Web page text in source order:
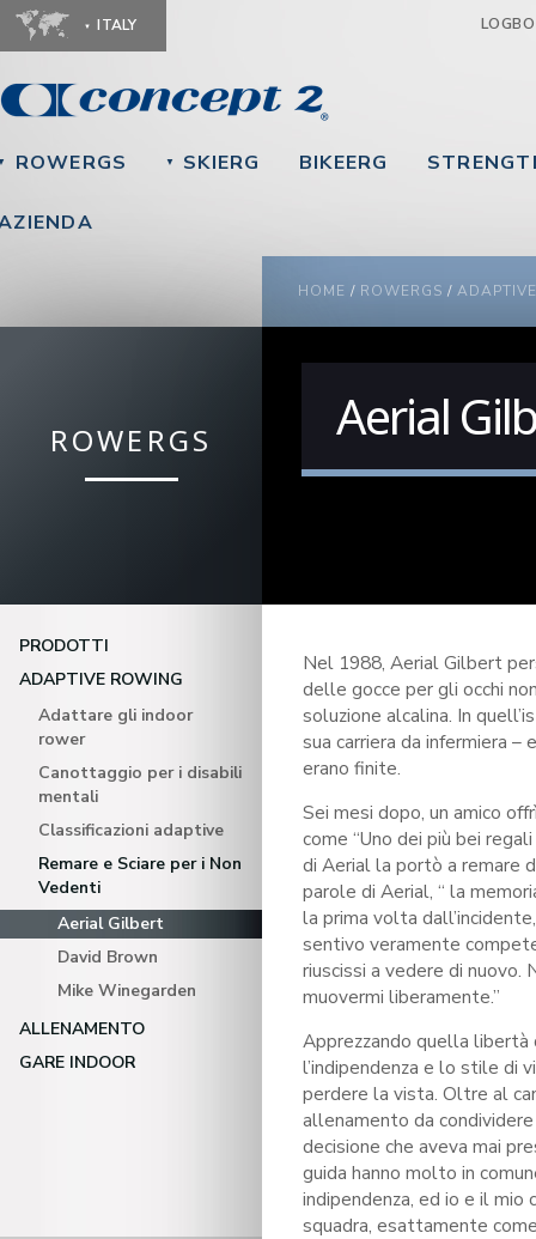
ITALY
ROWERGS ▼ SKIERG BIKEERG
YOU ARE HERE
HOME / ROWERGS /
ROWERGS
PRODOTTI
ADAPTIVE ROWING
Adattare gli indoor
rower
Canottaggio per i disabili
mentali
Classificazioni adaptive
Remare e Sciare per i Non
Vedenti
Aerial Gilbert
David Brown
Mike Winegarden
ALLENAMENTO
GARE INDOOR
Aerial
Nel 1988, Aerial Gilbert
delle gocce per gli occhi
soluzione alcalina. In
sua carriera da infermiera
erano finite.
Sei mesi dopo, un amico
come “Uno dei più bei
di Aerial la portò a remare
parole di Aerial, “ la
la prima volta
sentivo veramente
riuscissi a vedere di nuovo.
muovermi liberamente.”
Apprezzando quella
l’indipendenza e lo stile di
perdere la vista. Oltre al
allenamento da
decisione che aveva mai
guida hanno molto in
indipendenza, ed io e il mio
squadra, esattamente